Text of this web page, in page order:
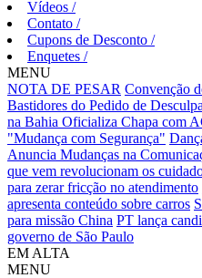
Vídeos /
Contato /
Cupons de Desconto /
Enquetes /
MENU
NOTA DE PESAR Convenção
Bastidores do Pedido de
na Bahia Oficializa Chapa com
"Mudança com Segurança"
Anuncia Mudanças na
que vem revolucionam os
para zerar fricção no atendimento
apresenta conteúdo sobre carros
para missão China PT lança
governo de São Paulo
EM ALTA
MENU